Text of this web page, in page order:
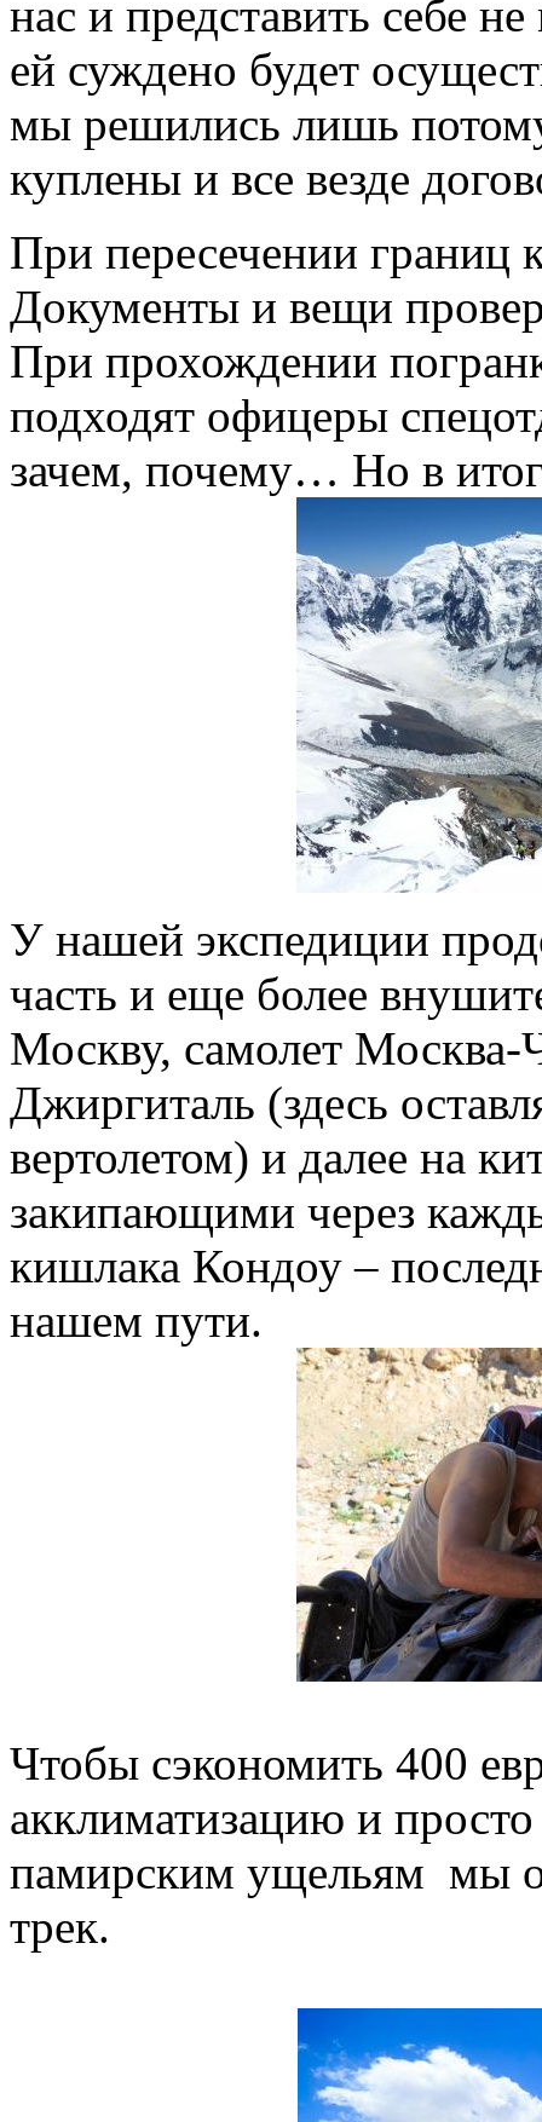
нас и представить себе
ей суждено будет
мы решились лишь
куплены и все везде
При пересечении границ
Документы и вещи
При прохождении
подходят офицеры
зачем, почему… Но в
У нашей экспедиции
часть и еще более
Москву, самолет Москва-
Джиргиталь (здесь
вертолетом) и далее на
закипающими через
кишлака Кондоу –
нашем пути.
Чтобы сэкономить 400
акклиматизацию и
памирским ущельям мы
трек.